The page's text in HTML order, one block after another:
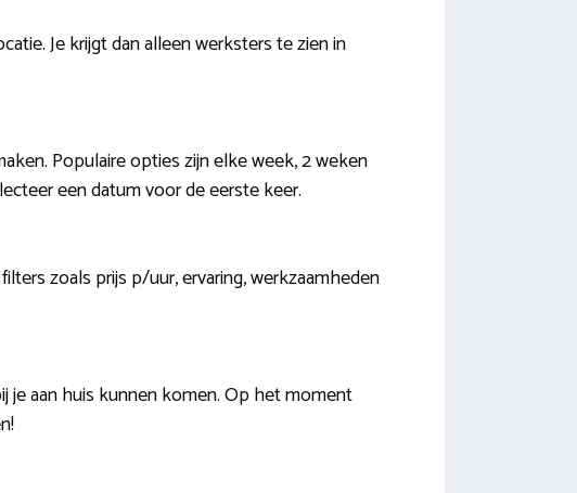
Je krijgt dan alleen werksters te zien in
Populaire opties zijn elke week, 2 weken
een datum voor de eerste keer.
zoals prijs p/uur, ervaring, werkzaamheden
je aan huis kunnen komen. Op het moment